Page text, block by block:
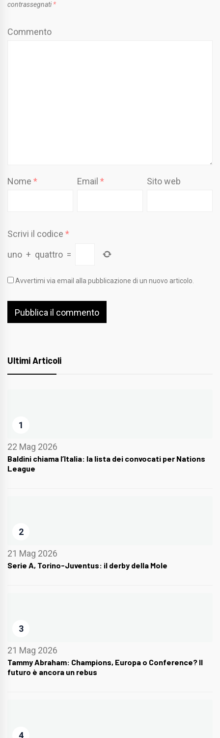
contrassegnati *
Commento
Nome * Email* Sito web
Scrivi il codice *
uno + quattro =
Avvertimi via email alla pubblicazione di un nuovo articolo.
Ultimi Articoli
1
22 Mag 2026
Baldini chiama l’Italia: la lista dei convocati per Nations
League
2
21 Mag 2026
Serie A, Torino-Juventus: il derby della Mole
3
21 Mag 2026
Tammy Abraham: Champions, Europa o Conference? Il
futuro è ancora un rebus
4